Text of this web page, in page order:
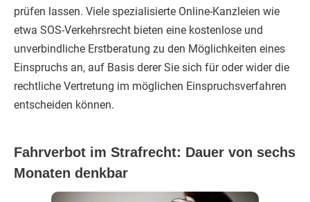
prüfen lassen. Viele spezialisierte Online-Kanzleien wie
etwa SOS-Verkehrsrecht bieten eine kostenlose und
unverbindliche Erstberatung zu den Möglichkeiten eines
Einspruchs an, auf Basis derer Sie sich für oder wider die
rechtliche Vertretung im möglichen Einspruchsverfahren
entscheiden können.
Fahrverbot im Strafrecht: Dauer von sechs
Monaten denkbar